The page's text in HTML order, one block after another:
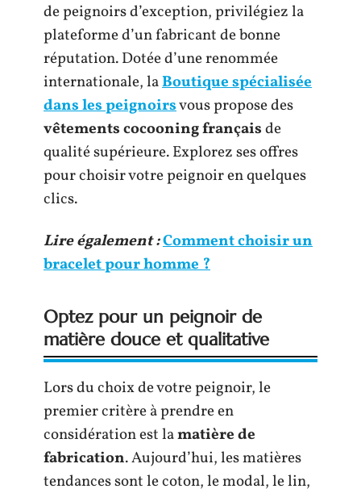
de peignoirs d’exception, privilégiez la
plateforme d’un fabricant de bonne
réputation. Dotée d’une renommée
internationale, laBoutique spécialisée
dans les peignoirsvous propose des
vêtements cocooning françaisde
qualité supérieure. Explorez ses offres
pour choisir votre peignoir en quelques
clics.
Lire également :Comment choisir un
bracelet pour homme ?
Optez pour un peignoir de
matière douce et qualitative
Lors du choix de votre peignoir, le
premier critère à prendre en
considération est lamatière de
fabrication. Aujourd’hui, les matières
tendances sont le coton, le modal, le lin,